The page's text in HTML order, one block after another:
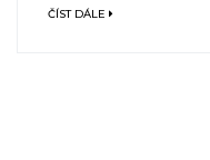
ČÍST DÁLE